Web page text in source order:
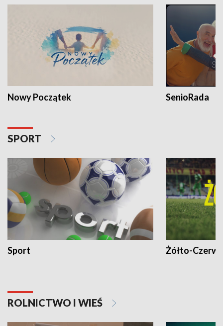
Nowy Początek SenioRada
SPORT
Sport Żółto-
ROLNICTWO I WIEŚ